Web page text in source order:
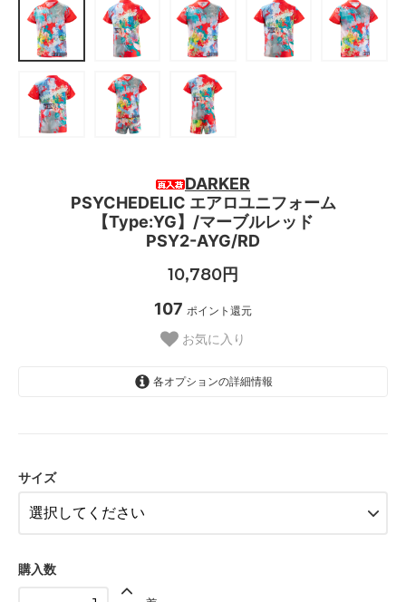
DARKER
PSYCHEDELIC エアロユニフォーム
【Type:YG】/マーブルレッド
PSY2-AYG/RD
10,780円
107 ポイント還元
お気に入り
各オプションの詳細情報
サイズ
購入数